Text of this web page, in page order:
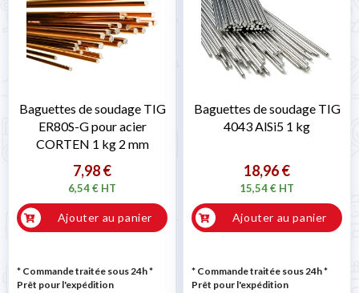
Baguettes de soudage TIG
ER80S-G pour acier
CORTEN 1 kg 2 mm
7,98 €
6,54 € HT
Ajouter au panier
* Commande traitée sous 24h*
Prêt pour l'expédition
Baguettes de soudage TIG
4043 AlSi5 1 kg
18,96 €
15,54 € HT
Ajouter au panier
* Commande traitée sous 24h*
Prêt pour l'expédition